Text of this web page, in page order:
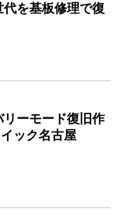
を基板修理で復
ーモード復旧作
ック名古屋